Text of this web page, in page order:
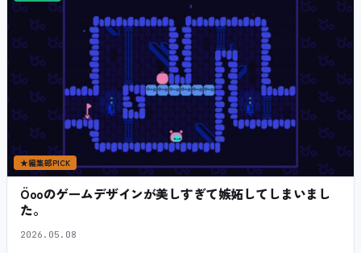
★編集部PICK
Öooのゲームデザインが美しすぎて嫉妬してしまいまし
た。
2026.05.08